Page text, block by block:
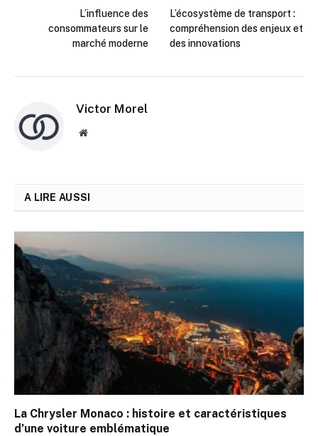
L’influence des
consommateurs sur le
marché moderne
L’écosystème de transport :
compréhension des enjeux et
des innovations
Victor Morel
Site
A LIRE AUSSI
La Chrysler Monaco : histoire et caractéristiques
d’une voiture emblématique